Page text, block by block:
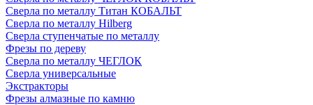
Сверла по металлу Титан КОБАЛЬТ
Сверла по металлу Hilberg
Сверла ступенчатые по металлу
Фрезы по дереву
Сверла по металлу ЧЕГЛОК
Сверла универсальные
Экстракторы
Фрезы алмазные по камню